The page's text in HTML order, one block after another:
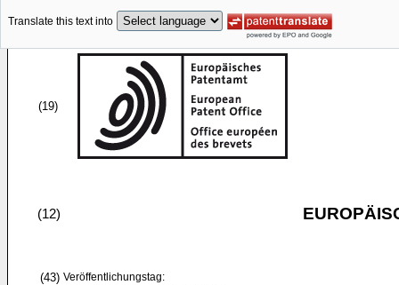
Translate this text into
(19)
(12)
(43) Veröffentlichungstag: